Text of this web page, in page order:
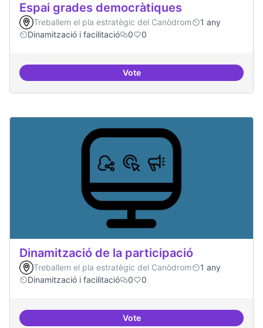
Espai grades democràtiques
Treballem el pla estratègic del Canòdrom
1 any
Dinamització i facilitació
0 0
VoteEspai grades democràtiques
Dinamització de la participació
Treballem el pla estratègic del Canòdrom
1 any
Dinamització i facilitació
0 0
VoteDinamització de la participació